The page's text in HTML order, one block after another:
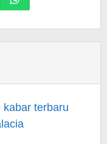
kabar terbaru